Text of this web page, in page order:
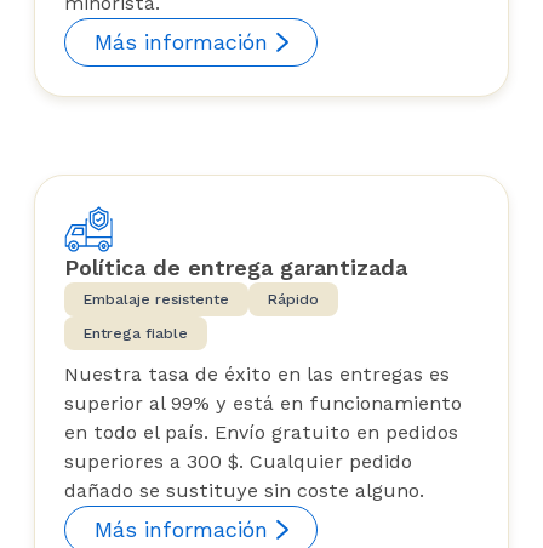
Más información
Política de entrega garantizada
Embalaje resistente
Rápido
Entrega fiable
Nuestra tasa de éxito en las entregas es
superior al 99% y está en funcionamiento
en todo el país. Envío gratuito en pedidos
superiores a 300 $. Cualquier pedido
dañado se sustituye sin coste alguno.
Más información